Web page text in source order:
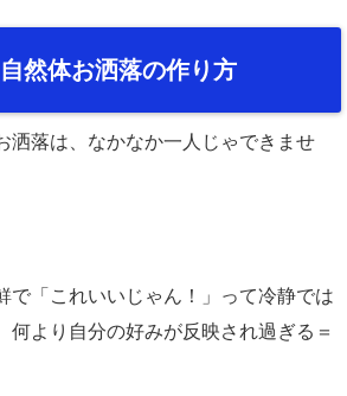
然体お洒落の作り方
洒落は、なかなか一人じゃできませ
で「これいいじゃん！」って冷静では
何より自分の好みが反映され過ぎる＝